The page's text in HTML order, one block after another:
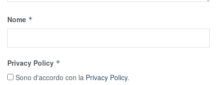
Nome *
Privacy Policy *
Sono d'accordo con la Privacy Policy.